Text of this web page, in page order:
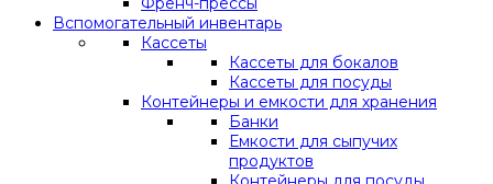
Вспомогательный инвентарь
Кассеты
Кассеты для бокалов
Кассеты для посуды
Контейнеры и емкости для хранения
Банки
Емкости для сыпучих
продуктов